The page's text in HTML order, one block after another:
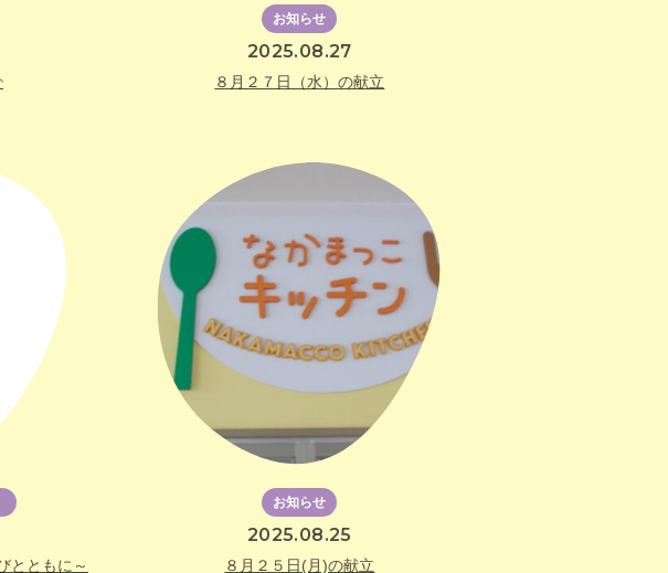
お知らせ
2025.08.27
８月２７日（水）の献立
とともに～
お知らせ
2025.08.25
８月２５日(月)の献立